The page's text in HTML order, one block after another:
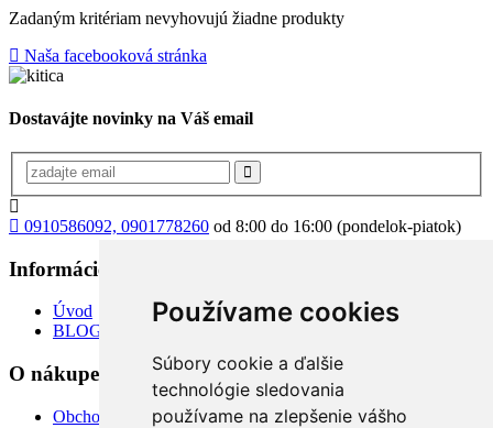
Používame cookies
Súbory cookie a ďalšie
technológie sledovania
používame na zlepšenie vášho
Zadaným kritériam nevyhovujú žiadne produkty
Naša facebooková stránka
Dostavájte novinky na Váš email
0910586092, 0901778260 od 8:00 do 16:00 (pondelok-piatok)
Informácie
Úvod
BLOG
O nákupe
Obchodné podmienky